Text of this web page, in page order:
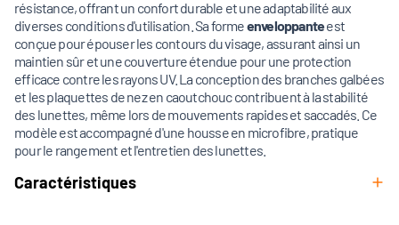
résistance, offrant un confort durable et une adaptabilité aux
diverses conditions d'utilisation. Sa formeenveloppanteest
conçue pour épouser les contours du visage, assurant ainsi un
maintien sûr et une couverture étendue pour une protection
efficace contre les rayons UV. La conception des branches galbées
et les plaquettes de nez en caoutchouc contribuent à la stabilité
des lunettes, même lors de mouvements rapides et saccadés. Ce
modèle est accompagné d'une housse en microfibre, pratique
pour le rangement et l'entretien des lunettes.
Caractéristiques